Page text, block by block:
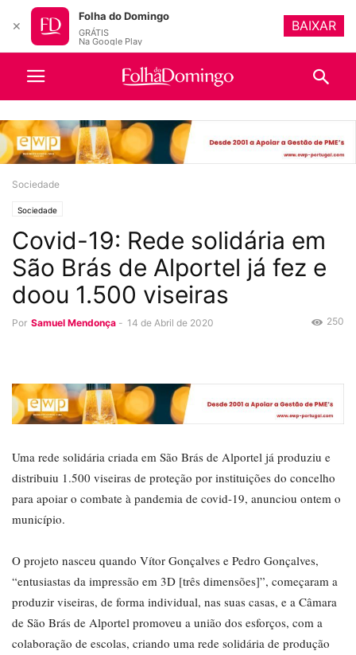
Sociedade
Sociedade
Covid-19: Rede solidária em
São Brás de Alportel já fez e
doou 1.500 viseiras
Por Samuel Mendonça - 14 de Abril de 2020 250
Uma rede solidária criada em São Brás de Alportel já produziu e
distribuiu 1.500 viseiras de proteção por instituições do concelho
para apoiar o combate à pandemia de covid-19, anunciou ontem o
município.
O projeto nasceu quando Vítor Gonçalves e Pedro Gonçalves,
“entusiastas da impressão em 3D [três dimensões]”, começaram a
produzir viseiras, de forma individual, nas suas casas, e a Câmara
de São Brás de Alportel promoveu a união dos esforços, com a
colaboração de escolas, criando uma rede solidária de produção
✕
Folha do Domingo
GRÁTIS
Na Google Play
BAIXAR